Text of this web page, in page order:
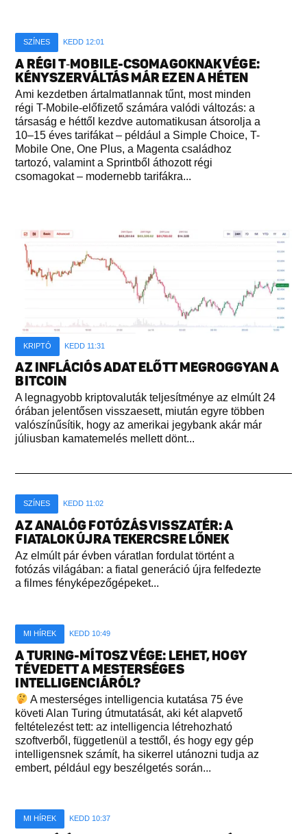
SZÍNES KEDD 12:01
A RÉGI T‑MOBILE-CSOMAGOKNAK VÉGE:
KÉNYSZERVÁLTÁS MÁR EZEN A HÉTEN
Ami kezdetben ártalmatlannak tűnt, most minden
régi T-Mobile-előfizető számára valódi változás: a
társaság e héttől kezdve automatikusan átsorolja a
10–15 éves tarifákat – például a Simple Choice, T-
Mobile One, One Plus, a Magenta családhoz
tartozó, valamint a Sprintből áthozott régi
csomagokat – modernebb tarifákra...
KRIPTÓ KEDD 11:31
AZ INFLÁCIÓS ADAT ELŐTT MEGROGGYAN A
BITCOIN
A legnagyobb kriptovaluták teljesítménye az elmúlt 24
órában jelentősen visszaesett, miután egyre többen
valószínűsítik, hogy az amerikai jegybank akár már
júliusban kamatemelés mellett dönt...
SZÍNES KEDD 11:02
AZ ANALÓG FOTÓZÁS VISSZATÉR: A
FIATALOK ÚJRA TEKERCSRE LŐNEK
Az elmúlt pár évben váratlan fordulat történt a
fotózás világában: a fiatal generáció újra felfedezte
a filmes fényképezőgépeket...
MI HÍREK KEDD 10:49
A TURING-MÍTOSZ VÉGE: LEHET, HOGY
TÉVEDETT A MESTERSÉGES
INTELLIGENCIÁRÓL?
A mesterséges intelligencia kutatása 75 éve
követi Alan Turing útmutatását, aki két alapvető
feltételezést tett: az intelligencia létrehozható
szoftverből, függetlenül a testtől, és hogy egy gép
intelligensnek számít, ha sikerrel utánozni tudja az
embert, például egy beszélgetés során...
MI HÍREK KEDD 10:37